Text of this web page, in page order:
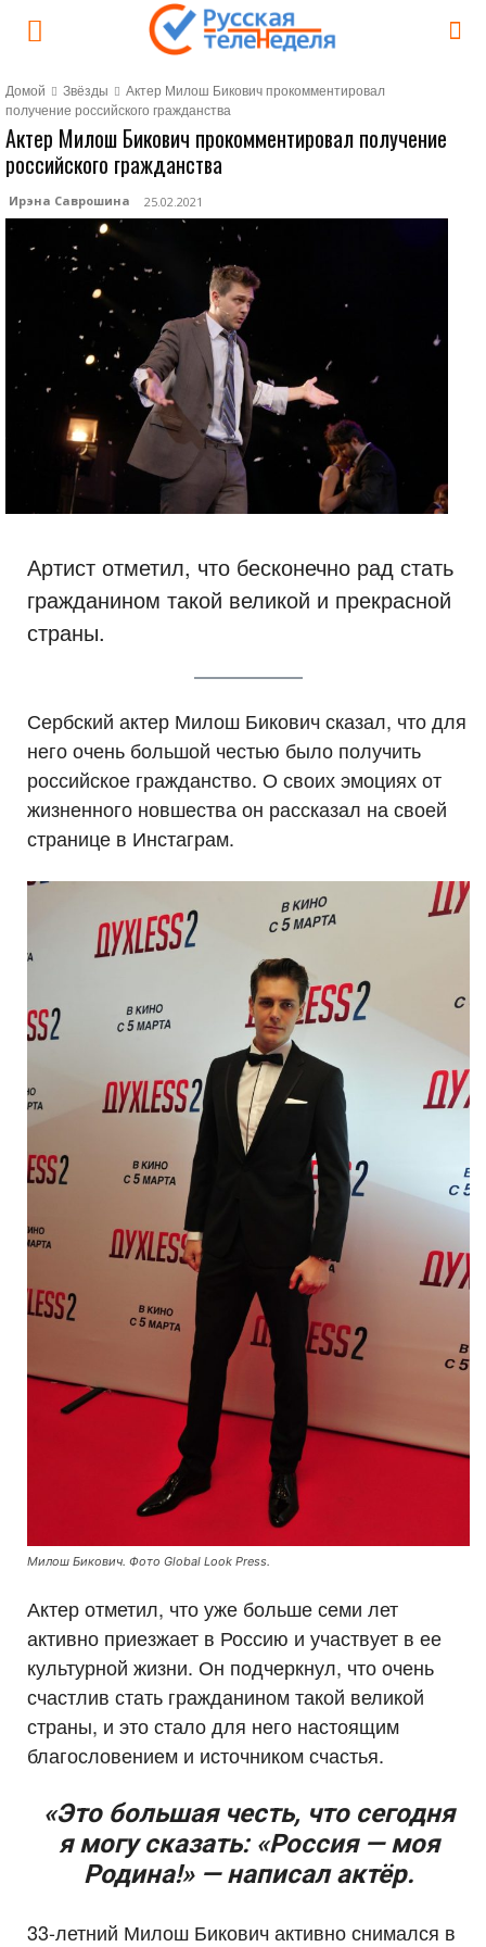
Домой Звёзды
Актер Милош Бикович прокомментировал
получение российского гражданства
Актер Милош Бикович прокомментировал получение
российского гражданства
Ирэна Саврошина 25.02.2021
Артист отметил, что бесконечно рад стать
гражданином такой великой и прекрасной
страны.
Сербский актер Милош Бикович сказал, что для
него очень большой честью было получить
российское гражданство. О своих эмоциях от
жизненного новшества он рассказал на своей
странице в Инстаграм.
Милош Бикович. Фото Global Look Press.
Актер отметил, что уже больше семи лет
активно приезжает в Россию и участвует в ее
культурной жизни. Он подчеркнул, что очень
счастлив стать гражданином такой великой
страны, и это стало для него настоящим
благословением и источником счастья.
«Это большая честь, что сегодня
я могу сказать: «Россия — моя
Родина!» — написал актёр.
33-летний Милош Бикович активно снимался в